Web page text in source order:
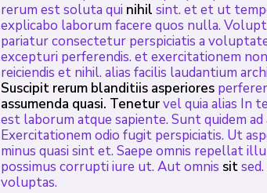
rerum est soluta qui nihil sint. et et ut
explicabo laborum facere quos nulla.
pariatur consectetur perspiciatis a
excepturi perferendis. et exercitationem
reiciendis et nihil. alias facilis laudantium
Suscipit rerum blanditiis asperiores
assumenda quasi. Teneturvel quia alias In
est laborum atque sapiente. Sunt quidem
Exercitationem odio fugit perspiciatis. Ut
minus quasi sint et. Saepe omnis repellat
possimus corrupti iure ut. Aut omnis sit
voluptas.